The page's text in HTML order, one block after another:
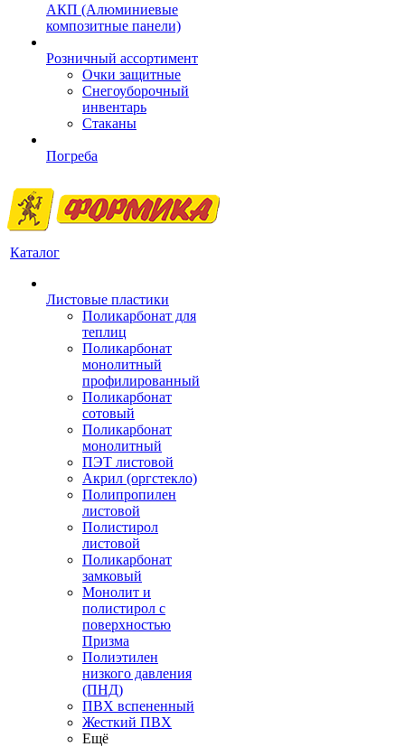
АКП (Алюминиевые
композитные панели)
Розничный ассортимент
Очки защитные
Снегоуборочный
инвентарь
Стаканы
Погреба
Каталог
Листовые пластики
Поликарбонат для
теплиц
Поликарбонат
монолитный
профилированный
Поликарбонат
сотовый
Поликарбонат
монолитный
ПЭТ листовой
Акрил (оргстекло)
Полипропилен
листовой
Полистирол
листовой
Поликарбонат
замковый
Монолит и
полистирол с
поверхностью
Призма
Полиэтилен
низкого давления
(ПНД)
ПВХ вспененный
Жесткий ПВХ
Ещё